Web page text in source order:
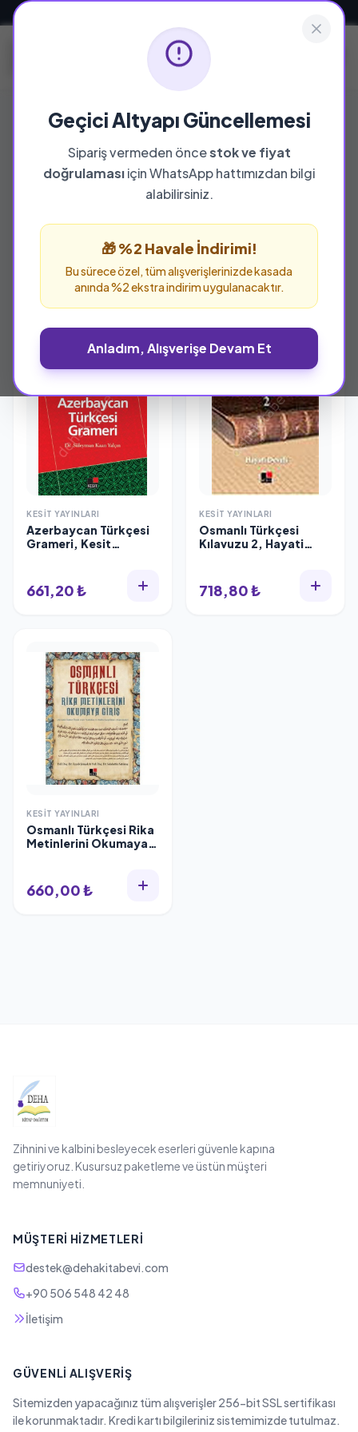
Geçici Altyapı Güncellemesi
Sipariş vermeden öncestok ve fiyat
doğrulamasıiçin WhatsApp hattımızdan bilgi
alabilirsiniz.
🎁 %2 Havale İndirimi!
Bu sürece özel, tüm alışverişlerinizde kasada
anında %2 ekstra indirim uygulanacaktır.
Anladım, Alışverişe Devam Et
YAYINEVI
Kesit Yayınları
Kesit Yayınları yayınevine ait tüm eserleri bu
sayfada inceleyebilir ve güvenle sipariş
KESIT YAYINLARI
Azerbaycan Türkçesi
Grameri, Kesit
661,20 ₺
KESIT YAYINLARI
Osmanlı Türkçesi
Kılavuzu 2, Hayati
718,80 ₺
KESIT YAYINLARI
Osmanlı Türkçesi Rika
Metinlerini Okumaya
660,00 ₺
Zihnini ve kalbini besleyecek eserleri güvenle kapına
getiriyoruz. Kusursuz paketleme ve üstün müşteri
memnuniyeti.
MÜŞTERI HIZMETLERI
destek@dehakitabevi.com
+90 506 548 42 48
İletişim
GÜVENLI ALIŞVERIŞ
Sitemizden yapacağınız tüm alışverişler 256-bit SSL sertifikası
ile korunmaktadır. Kredi kartı bilgileriniz sistemimizde tutulmaz.